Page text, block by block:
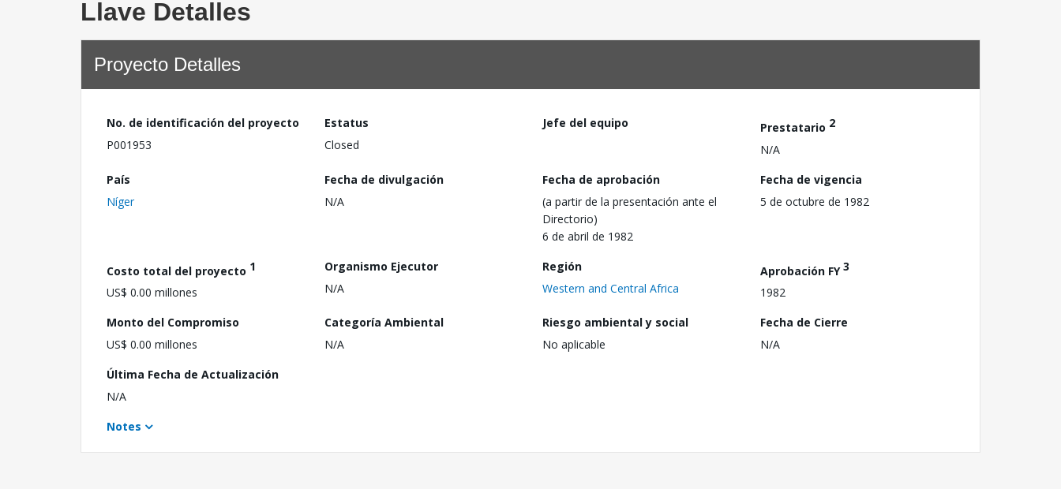
Llave Detalles
Proyecto Detalles
No. de identificación del proyecto
P001953
Estatus
Closed
Jefe del equipo Prestatario 2
N/A
País
Níger
Fecha de divulgación
N/A
Fecha de aprobación
(a partir de la presentación ante el
Directorio)
6 de abril de 1982
Fecha de vigencia
5 de octubre de 1982
Costo total del proyecto 1
US$ 0.00 millones
Organismo Ejecutor
N/A
Región
Western and Central Africa
Aprobación FY3
1982
Monto del Compromiso
US$ 0.00 millones
Categoría Ambiental
N/A
Riesgo ambiental y social
No aplicable
Fecha de Cierre
N/A
Última Fecha de Actualización
N/A
Notes